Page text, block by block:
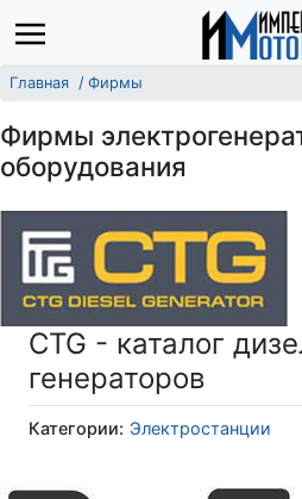
Главная Фирмы
Фирмы
оборудования
CTG - каталог
генераторов
Категории: Электростанции